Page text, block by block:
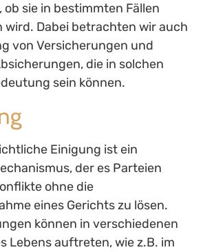
sie in bestimmten Fällen
wird. Dabei betrachten wir auch
von Versicherungen und
die in solchen
sein können.
Einigung ist ein
der es Parteien
ohne die
eines Gerichts zu lösen.
können in verschiedenen
Lebens auftreten, wie z.B. im